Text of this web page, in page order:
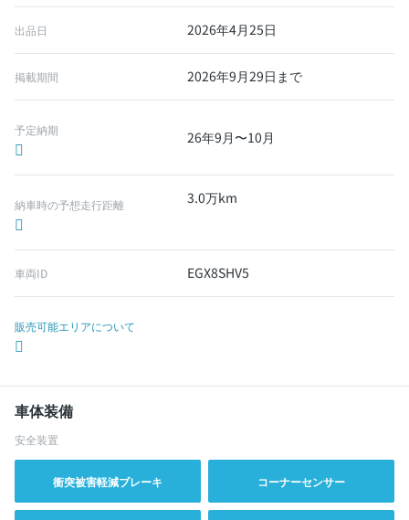
出品日 2026年4月25日
掲載期間 2026年9月29日まで
予定納期 26年9月〜10月
納車時の予想走行距離 3.0万km
車両ID EGX8SHV5
販売可能エリアについて
車体装備
安全装置
衝突被害軽減ブレーキ コーナーセンサー